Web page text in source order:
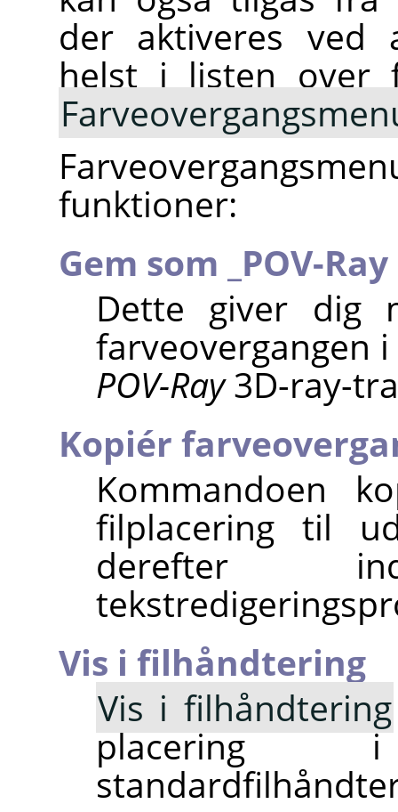
der aktiveres ved
helst i listen over
funktioner:
Gem som _POV-
Dette giver dig
farveovergangen
POV-Ray3D-ray-
Kopiér
Kommandoen
filplacering til
derefter
Vis i filhåndtering
Vis i filhåndtering